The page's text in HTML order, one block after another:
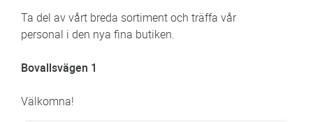
Ta del av vårt breda sortiment och träffa vår
personal i den nya fina butiken.
Bovallsvägen 1
Välkomna!